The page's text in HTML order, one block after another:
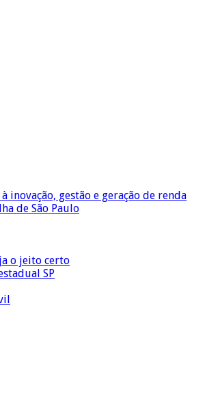
gestão e geração de renda
de São Paulo
o jeito certo
SP